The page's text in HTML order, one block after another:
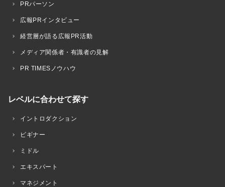
PRパーソン
広報PRインタビュー
経営層が語る広報PR活動
メディア関係者・有識者の見解
PR TIMESノウハウ
レベルに合わせて探す
イントロダクション
ビギナー
ミドル
エキスパート
マネジメント